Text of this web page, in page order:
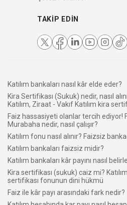
TAKIP EDIN
Katılım bankaları nasıl kâr elde eder?
Kira Sertifikası (Sukuk) nedir, nasıl
Katılım, Ziraat - Vakıf Katılım kira
Faiz hassasiyeti olanlar tercih
Murabaha nedir, nasıl çalışır?
Katılım fonu nasıl alınır? Faizsiz
Katılım bankaları faizsiz midir?
Katılım bankaları kâr payını nasıl
Kira sertifikası (sukuk) caiz mi?
sertifikası fonunun dini hükmü
Faiz ile kâr payı arasındaki fark nedir?